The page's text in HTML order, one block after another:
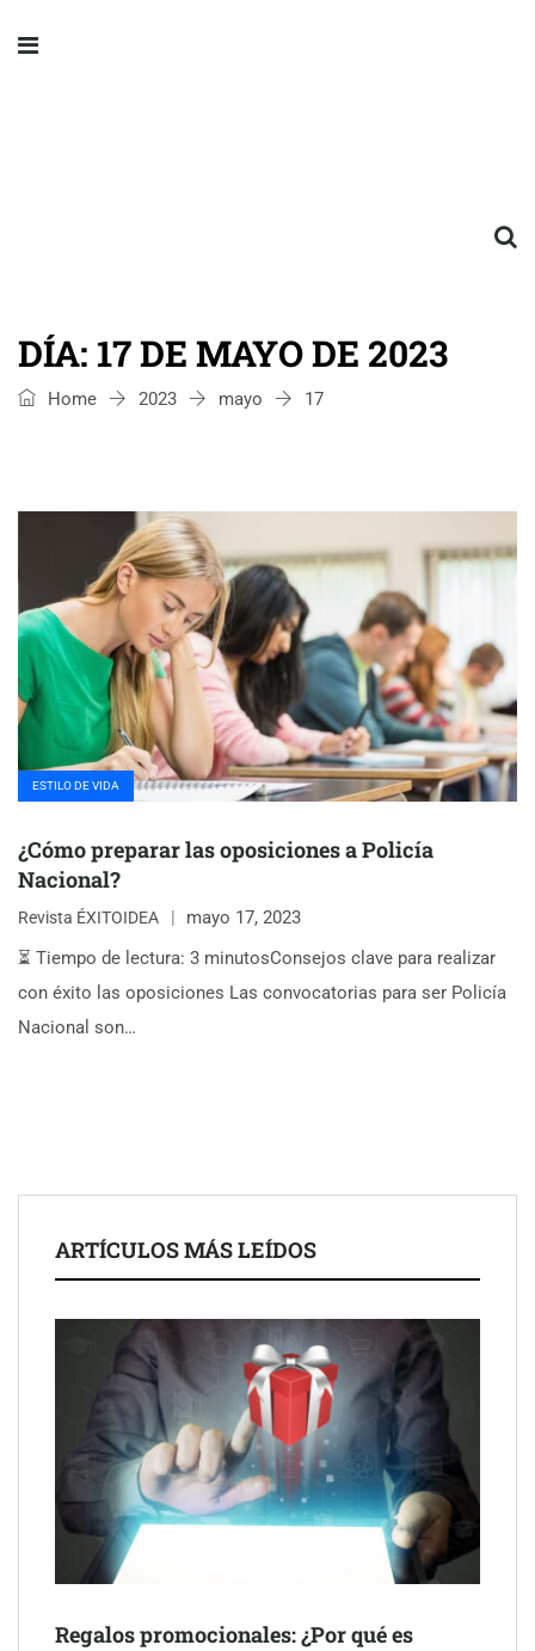
DÍA: 17 DE MAYO DE 2023
Home 2023 mayo 17
ESTILO DE VIDA
¿Cómo preparar las oposiciones a Policía
Nacional?
Revista ÉXITOIDEA
mayo 17, 2023
⏳ Tiempo de lectura: 3 minutosConsejos clave para realizar
con éxito las oposiciones Las convocatorias para ser Policía
Nacional son…
ARTÍCULOS MÁS LEÍDOS
Regalos promocionales: ¿Por qué es